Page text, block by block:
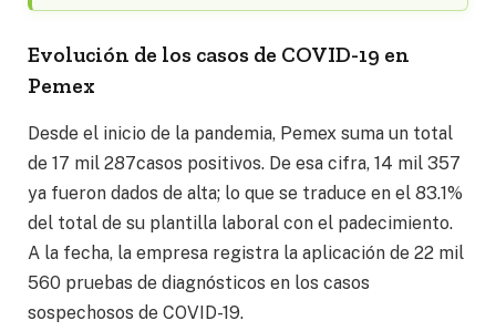
Evolución de los casos de COVID-19 en
Pemex
Desde el inicio de la pandemia, Pemex suma un total
de 17 mil 287casos positivos. De esa cifra, 14 mil 357
ya fueron dados de alta; lo que se traduce en el 83.1%
del total de su plantilla laboral con el padecimiento.
A la fecha, la empresa registra la aplicación de 22 mil
560 pruebas de diagnósticos en los casos
sospechosos de COVID-19.